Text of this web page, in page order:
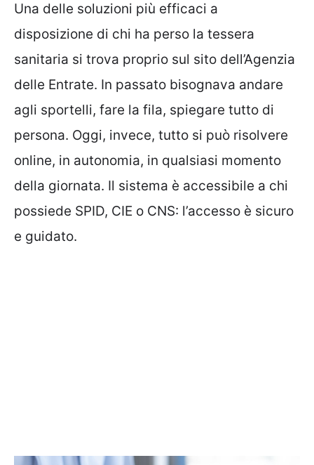
Una delle soluzioni più efficaci a
disposizione di chi ha perso la tessera
sanitaria si trova proprio sul sito dell’Agenzia
delle Entrate. In passato bisognava andare
agli sportelli, fare la fila, spiegare tutto di
persona. Oggi, invece, tutto si può risolvere
online, in autonomia, in qualsiasi momento
della giornata. Il sistema è accessibile a chi
possiede SPID, CIE o CNS: l’accesso è sicuro
e guidato.